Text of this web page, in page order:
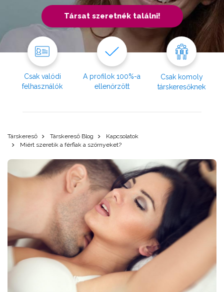
Társat szeretnék találni!
Csak valódi
felhasználók
A profilok 100%-a
ellenőrzött
Csak komoly
társkeresőknek
Társkereső Társkereső Blog
Kapcsolatok
Miért szeretik a férfiak a szörnyeket?